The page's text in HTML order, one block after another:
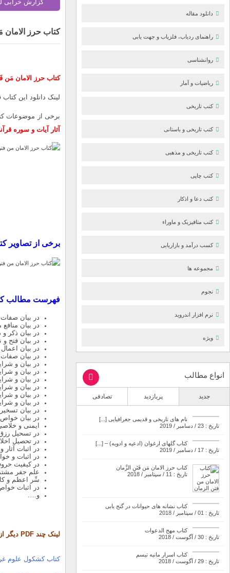
گزارش خرابی
کتاب حرز الامان
کتاب حرز الامان مَن
لینک دانلود این
برخی از موضوعات
آثار
آیات و سوره
برخی از تصاویر
فهرست مطالب
در بیان
در بیان
در بیان ذکر
در بیان فتح
در بیان
در بیان
در بیان و
در بیان و
در بیان و
در بیان و
در بیان و
در بیان و
در بیان
در بیان
ایمنی و
در تسحیل
در تحصیل
در اثبات
در اثبات و
در کیفیت
علم جفر
سِّر اعظم و
در اثبات
و….
لینک چند PDF دیگر از سایت پویافایل:
کتاب کشکول علوم
دانلود مقاله
راهنمای ردیاب، فلزیاب و جهت یابی
روانشناسی
ریاضیات و آمار
کتب تاریخی
کتب تاریخی و باستانی
کتب تاریخی و مذهبی
کتب چاپی
کتب دعا و اذکار
کتب متافیزیک و ماوراء
کسب درآمد و بازاریابی
مجموعه ها
نجوم
نرم افزار اندروید
ویژه
انواع مطالب
جدید پربازدید تصادفی
نام های تاریخی و قدیمی جغرافیایی [...]
تاریخ : 23 / دسامبر / 2019
کتاب گلهای ارغوان (ادعیه و ادویه) – [...]
تاریخ : 17 / دسامبر / 2019
کتاب حرز الامان مَن فَتَنِ الزَّمان
تاریخ : 11 / سپتامبر / 2018
کتاب نشانه های حیوانات در گنج یابی
تاریخ : 01 / سپتامبر / 2018
کتاب مهج الدعوات
تاریخ : 30 / آگوست / 2018
کتاب اسرار مانیه تیسم
تاریخ : 29 / آگوست / 2018